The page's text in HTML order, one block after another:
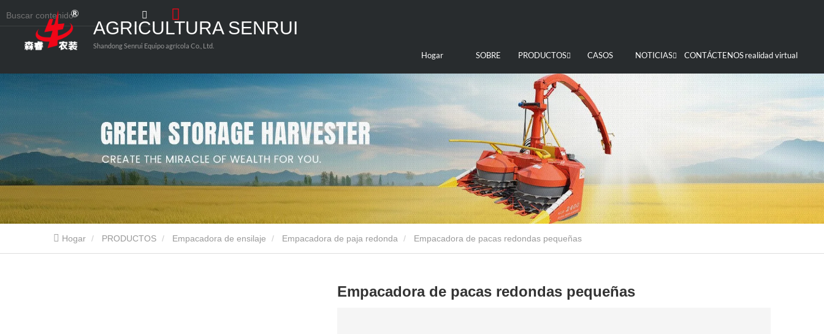
AGRICULTURA SENRUI
Shandong Senrui Equipo agrícola Co., Ltd.
Hogar SOBRE
NOSOTROS
PRODUCTOS CASOS NOTICIAS CONTÁCTENOS realidad virtual
Hogar PRODUCTOS Empacadora de ensilaje Empacadora de paja redonda Empacadora de pacas redondas pequeñas
Empacadora de pacas redondas pequeñas